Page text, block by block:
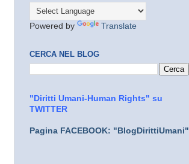
Powered by Translate
CERCA NEL BLOG
"Diritti Umani-Human Rights" su
TWITTER
Pagina FACEBOOK: "BlogDirittiUmani"